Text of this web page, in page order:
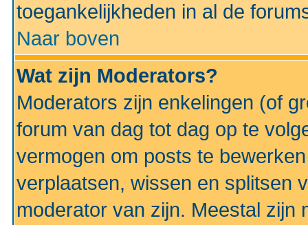
toegankelijkheden in al de
Naar boven
Wat zijn Moderators?
Moderators zijn enkelingen (of
forum van dag tot dag op te
vermogen om posts te
verplaatsen, wissen en splitsen
moderator van zijn. Meestal